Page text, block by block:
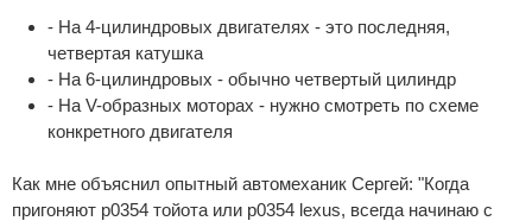
- На 4-цилиндровых двигателях - это последняя,
четвертая катушка
- На 6-цилиндровых - обычно четвертый цилиндр
- На V-образных моторах - нужно смотреть по схеме
конкретного двигателя
Как мне объяснил опытный автомеханик Сергей: "Когда
пригоняют p0354 тойота или p0354 lexus, всегда начинаю с